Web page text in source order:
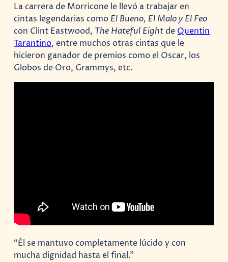
La carrera de Morricone le llevó a trabajar en
cintas legendarias como El Bueno, El Malo y El Feo
con Clint Eastwood, The Hateful Eightde Quentin
Tarantino, entre muchos otras cintas que le
hicieron ganador de premios como el Oscar, los
Globos de Oro, Grammys, etc.
“Él se mantuvo completamente lúcido y con
mucha dignidad hasta el final.”